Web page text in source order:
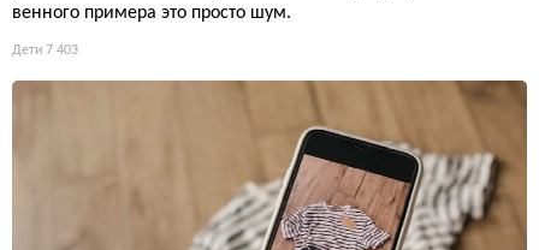
венного примера это просто шум.
Дети 7 403